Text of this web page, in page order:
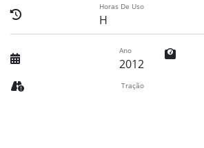
Horas De Uso
H
Ano
2012
Tração